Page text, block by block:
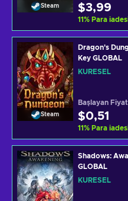
Steam $3,99
11% Para
Steam
Dragon's
Key GLOBAL
KÜRESEL
Başlayan
$0,51
11% Para
Shadows:
GLOBAL
KÜRESEL